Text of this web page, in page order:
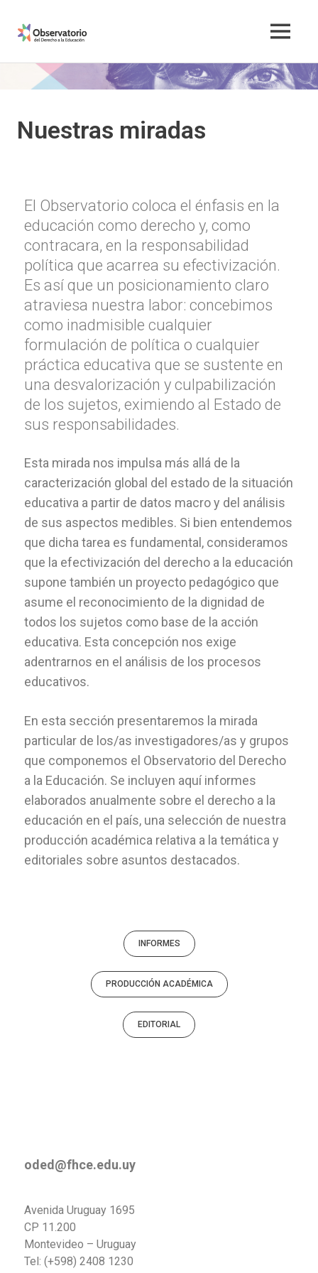
Derecho
la
Nuestras miradas
El Observatorio coloca el énfasis en la
educación como derecho y, como
contracara, en la responsabilidad
política que acarrea su efectivización.
Es así que un posicionamiento claro
atraviesa nuestra labor: concebimos
como inadmisible cualquier
formulación de política o cualquier
práctica educativa que se sustente en
una desvalorización y culpabilización
de los sujetos, eximiendo al Estado de
sus responsabilidades.
Esta mirada nos impulsa más allá de la
caracterización global del estado de la situación
educativa a partir de datos macro y del análisis
de sus aspectos medibles. Si bien entendemos
que dicha tarea es fundamental, consideramos
que la efectivización del derecho a la educación
supone también un proyecto pedagógico que
asume el reconocimiento de la dignidad de
todos los sujetos como base de la acción
educativa. Esta concepción nos exige
adentrarnos en el análisis de los procesos
educativos.
En esta sección presentaremos la mirada
particular de los/as investigadores/as y grupos
que componemos el Observatorio del Derecho
a la Educación. Se incluyen aquí informes
elaborados anualmente sobre el derecho a la
educación en el país, una selección de nuestra
producción académica relativa a la temática y
editoriales sobre asuntos destacados.
INFORMES
PRODUCCIÓN ACADÉMICA
EDITORIAL
oded@fhce.edu.uy
Avenida Uruguay 1695
CP 11.200
Montevideo – Uruguay
Tel: (+598) 2408 1230